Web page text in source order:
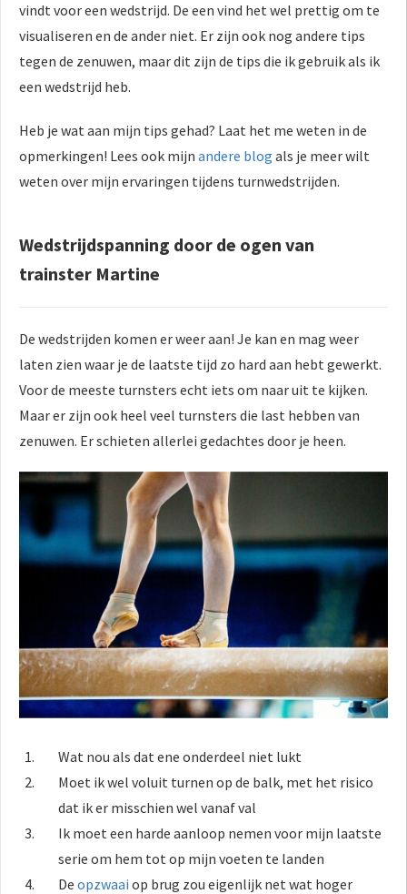
vindt voor een wedstrijd. De een vind het wel prettig om te
visualiseren en de ander niet. Er zijn ook nog andere tips
tegen de zenuwen, maar dit zijn de tips die ik gebruik als ik
een wedstrijd heb.
Heb je wat aan mijn tips gehad? Laat het me weten in de
opmerkingen! Lees ook mijn andere blog als je meer wilt
weten over mijn ervaringen tijdens turnwedstrijden.
Wedstrijdspanning door de ogen van
trainster Martine
De wedstrijden komen er weer aan! Je kan en mag weer
laten zien waar je de laatste tijd zo hard aan hebt gewerkt.
Voor de meeste turnsters echt iets om naar uit te kijken.
Maar er zijn ook heel veel turnsters die last hebben van
zenuwen. Er schieten allerlei gedachtes door je heen.
Wat nou als dat ene onderdeel niet lukt
Moet ik wel voluit turnen op de balk, met het risico
dat ik er misschien wel vanaf val
Ik moet een harde aanloop nemen voor mijn laatste
serie om hem tot op mijn voeten te landen
Deopzwaai op brug zou eigenlijk net wat hoger